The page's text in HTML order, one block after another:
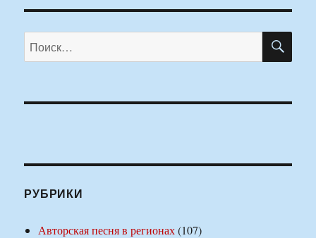
Искать:
РУБРИКИ
Авторская песня в регионах(107)